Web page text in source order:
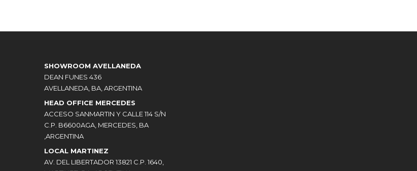
SHOWROOM AVELLANEDA
DEAN FUNES 436
AVELLANEDA, BA, ARGENTINA
HEAD OFFICE MERCEDES
ACCESO SANMARTIN Y CALLE 114 S/N
C.P. B6600AGA, MERCEDES, BA
,ARGENTINA
LOCAL MARTINEZ
AV. DEL LIBERTADOR 13821 C.P. 1640,